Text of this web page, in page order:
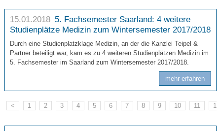
15.01.2018 5. Fachsemester Saarland: 4 weitere
Studienplätze Medizin zum Wintersemester 2017/2018
Durch eine Studienplatzklage Medizin, an der die Kanzlei Teipel &
Partner beteiligt war, kam es zu 4 weiteren Studienplätzen Medizin im
5. Fachsemester im Saarland zum Wintersemester 2017/2018.
mehr erfahren
< 1 2 3 4 5 6 7 8 9 10 11 12